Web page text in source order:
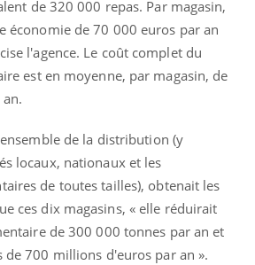
de 320 000 repas. Par magasin,
économie de 70 000 euros par an
l'agence. Le coût complet du
est en moyenne, par magasin, de
de la distribution (y
locaux, nationaux et les
de toutes tailles), obtenait les
ces dix magasins, « elle réduirait
de 300 000 tonnes par an et
de 700 millions d'euros par an ».